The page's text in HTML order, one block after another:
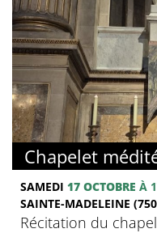
Chapelet
SAMEDI 17 OCTOBRE À
SAINTE-MADELEINE
Récitation du